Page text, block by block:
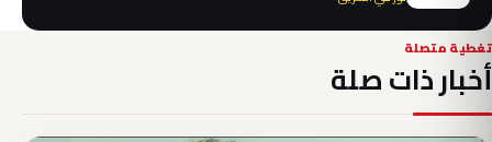
تغطية متصلة
أخبار ذات صلة